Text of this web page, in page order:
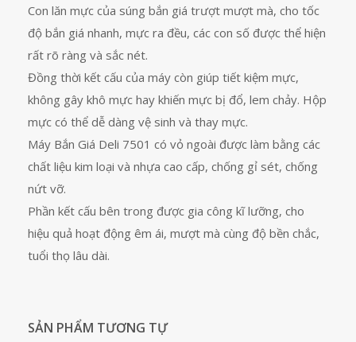
Con lăn mực của súng bắn giá trượt mượt mà, cho tốc
độ bắn giá nhanh, mực ra đều, các con số được thể hiện
rất rõ ràng và sắc nét.
Đồng thời kết cấu của máy còn giúp tiết kiệm mực,
không gây khô mực hay khiến mực bị đổ, lem chảy. Hộp
mực có thể dễ dàng vệ sinh và thay mực.
Máy Bắn Giá Deli 7501 có vỏ ngoài được làm bằng các
chất liệu kim loại và nhựa cao cấp, chống gỉ sét, chống
nứt vỡ.
Phần kết cấu bên trong được gia công kĩ lưỡng, cho
hiệu quả hoạt động êm ái, mượt mà cùng độ bền chắc,
tuổi thọ lâu dài.
SẢN PHẨM TƯƠNG TỰ